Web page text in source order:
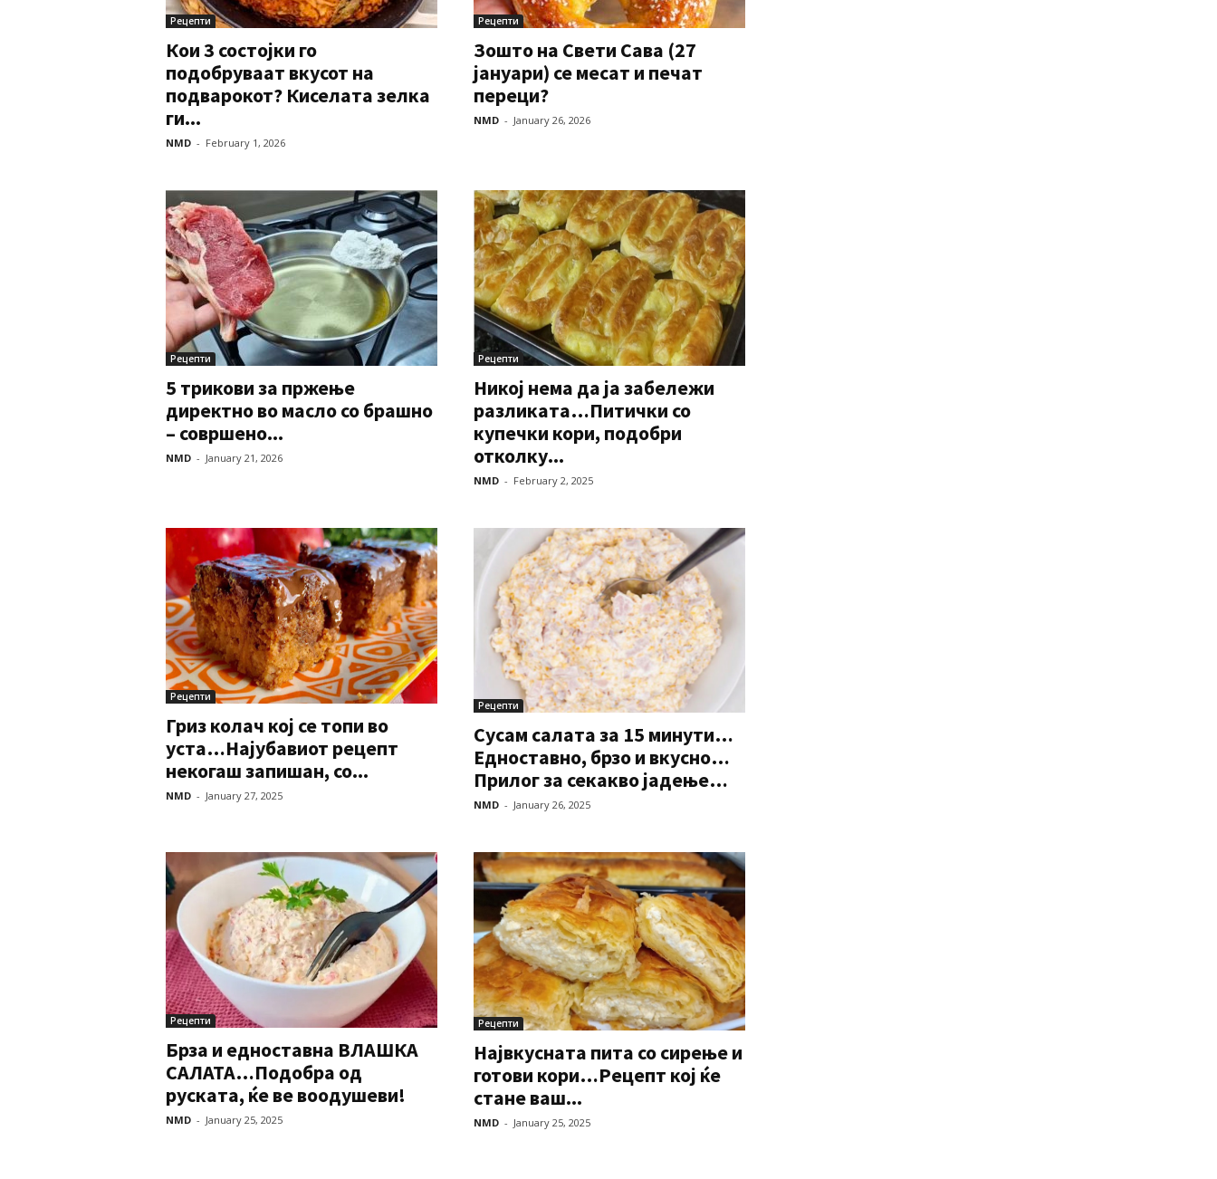
Рецепти
Кои 3 состојки го
подобруваат вкусот на
подварокот? Киселата зелка
ги...
NMD - February 1, 2026
Рецепти
Зошто на Свети Сава (27
јануари) се месат и печат
переци?
NMD - January 26, 2026
Рецепти
5 трикови за пржење
директно во масло со брашно
– совршено...
NMD - January 21, 2026
Рецепти
Никој нема да ја забележи
разликата…Питички со
купечки кори, подобри
отколку...
NMD - February 2, 2025
Рецепти
Гриз колач кој се топи во
уста…Најубавиот рецепт
некогаш запишан, со...
NMD - January 27, 2025
Рецепти
Сусам салата за 15 минути…
Едноставно, брзо и вкусно…
Прилог за секакво јадење…
NMD - January 26, 2025
Рецепти
Брза и едноставна ВЛАШКА
САЛАТА…Подобра од
руската, ќе ве воодушеви!
NMD - January 25, 2025
Рецепти
Највкусната пита со сирење и
готови кори…Рецепт кој ќе
стане ваш...
NMD - January 25, 2025